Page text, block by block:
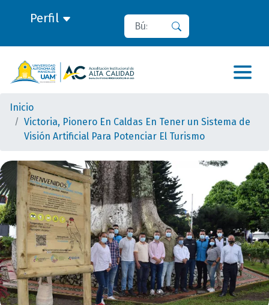
Perfil Buscar
Inicio
Victoria, Pionero En Caldas En Tener un Sistema de
Visión Artificial Para Potenciar El Turismo